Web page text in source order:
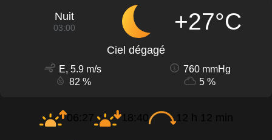
Nuit
03:00 +27°C
Ciel dégagé
E, 5.9 m/s
760 mmHg
82 %
5 %
06:27 18:40 12 h 12 min